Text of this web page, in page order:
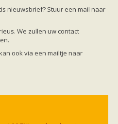
nieuwsbrief? Stuur een mail naar
We zullen uw contact
ook via een mailtje naar